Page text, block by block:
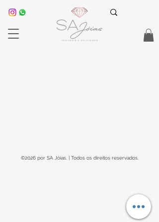
©2026 por SA Jóias. | Todos os direitos reservados.